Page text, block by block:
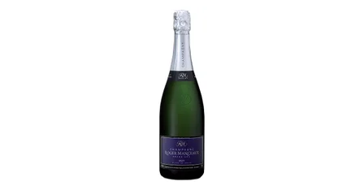
ROGER MANCEAUX Blanc de Noirs Pinot Noir
Grand Cru. 100% Pinot Noir z Grand Cru s vůní
briošky a mirabelek. Bohatá, harmonická chuť s